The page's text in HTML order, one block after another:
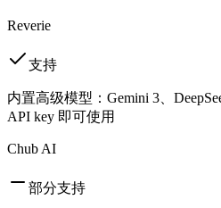
Reverie
支持
内置高级模型：Gemini 3、
API key 即可使用
Chub AI
部分支持